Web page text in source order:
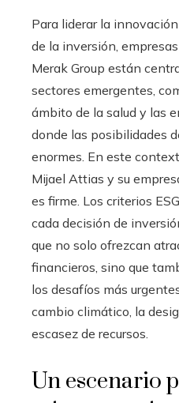
Para liderar la
de la inversión,
Merak Group están
sectores emergentes,
ámbito de la salud y las
donde las posibilidades
enormes. En este
Mijael Attias y su
es firme. Los criterios
cada decisión de
que no solo ofrezcan
financieros, sino que
los desafíos más
cambio climático, la
escasez de recursos.
Un escenario